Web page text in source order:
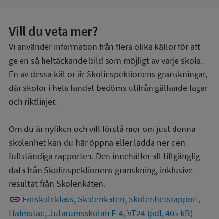
Vill du veta mer?
Vi använder information från flera olika källor för att
ge en så heltäckande bild som möjligt av varje skola.
En av dessa källor är Skolinspektionens granskningar,
där skolor i hela landet bedöms utifrån gällande lagar
och riktlinjer.
Om du är nyfiken och vill förstå mer om just denna
skolenhet kan du här öppna eller ladda ner den
fullständiga rapporten. Den innehåller all tillgänglig
data från Skolinspektionens granskning, inklusive
resultat från Skolenkäten.
link Förskoleklass, Skolenkäten, Skolenhetsrapport,
Halmstad, Jutarumsskolan F-4, VT24 (pdf, 405 kB)